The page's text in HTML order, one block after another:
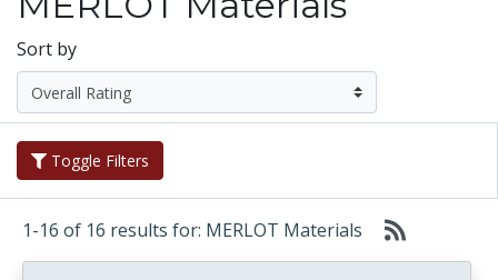
Sort by
Toggle Filters
1-16 of 16 results for: MERLOT Materials